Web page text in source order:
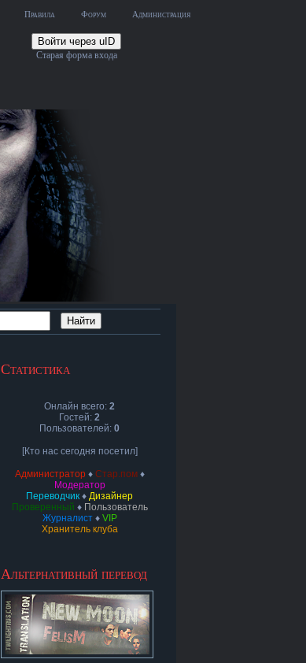
Правила Форум Администрация
Войти через uID
Старая форма входа
Статистика
Онлайн всего: 2
Гостей: 2
Пользователей: 0
[Кто нас сегодня посетил]
Администратор♦ Стар.пом♦
Модератор
Переводчик ♦ Дизайнер
Проверенный ♦ Пользователь
Журналист♦ VIP
Хранитель клуба
Альтернативный перевод